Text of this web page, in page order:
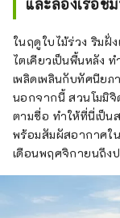
และล่องเรือช
ในฤดูใบไม้ร่วง ริมฝั่
ไตเคียวเป็นพื้นหลัง
เพลิดเพลินกับทัศนียภ
นอกจากนี้ สวนโมมิจิ
ตามชื่อ ทำให้ที่นี่เป็น
พร้อมสัมผัสอากาศใ
เดือนพฤศจิกายนถึง